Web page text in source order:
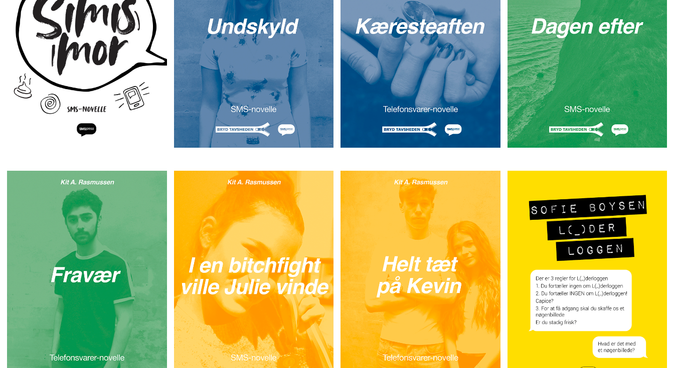
FÅ ET DAGLIGT SMIL PÅ LÆBEN, NÅR SIMI
JANS MOR SENDER EN AF SINE
HUMORISTISKE OG KÆRLIGE SMS´ER TIL
SIN DATTER, FYLDT MED SARKASME,
STAVEFEJL OG SJOVE
ORDSAMMENSÆTNINGER.
DER ER IKKE NOGET MERE FANTASTISK
END AT VÆRE FORELSKET TIL OP OVER
BEGGE ØRER. MEN NÅR ALBERTE ER TIL
FAMILIEFEST, OG KÆRESTEN IDA IKKE ER
INVITERET, KAN ALT SKE …
HVERDAGEN ER IKKE LÆNGERE DEN
SAMME. FOR ALBERTE ER KÆRESTE MED
IDA, OG HUN HAR IKKE ANDET I HOVEDET
END KÆRLIGHED …
DER ER SKET NOGET. NOGET, DER
ABSOLUT IKKE SKULLE VÆRE SKET.
FREDERIK KÆMPER FOR AT FORSTÅ,
HVAD DET VAR, DER RENT FAKTISK
FOREGIK, DERUDE PÅ SKRÆNTEN, DA
HAN OG YUSUF VAR PÅ EVENTYR.
Fravær
Kit A. Rasmussen
DET ER SVÆRT AT VÆRE UNG. AT BLIVE
BEVIDST OM SIN KROP. AT BADE
SAMMEN MED DE ANDRE EFTER IDRÆT.
AT VÆRE NØGEN. DET VED ALLE; ISÆR
ENS IDRÆTSLÆRER.
I en bitchfight ville
Julie vinde
Kit A. Rasmussen
JULIE ELSKER KEVIN
MEN KEVIN
ELSKER IKKE JULIE - DET ER TYDELIGT FOR
KEVINS BEDSTE VEN, JONATAN. OG NÅR
JULIE BLIVER GRÆNSEOVERSKRIDENDE I
SIN ADFÆRD, ER DET JO SJOVT … IKKE?
Helt tæt på Kevin
Kit A. Rasmussen
JULIE ELSKER KEVIN
OG SELVOM HAN
IKKE VISER DET ÅBENT, ER JULIE RET
SIKKER PÅ, AT KEVIN OGSÅ ELSKER
HENDE. FOR KEVIN VIL JO KOMME TIL AT
ELSKE ALT DET, JULIE FINDER PÅ … IKKE?
L(_)derloggen
Sofie Boysen
MADS VIL GERNE HAVE ADGANG TIL
L(U)DERLOGGEN. MEN VILHELM KRÆVER,
AT HAN FØRST SKAL SKAFFE ET
NØGENBILLEDE. HVORDAN SKAL HAN
OVERTALE NATASJA TIL AT SENDE ET?